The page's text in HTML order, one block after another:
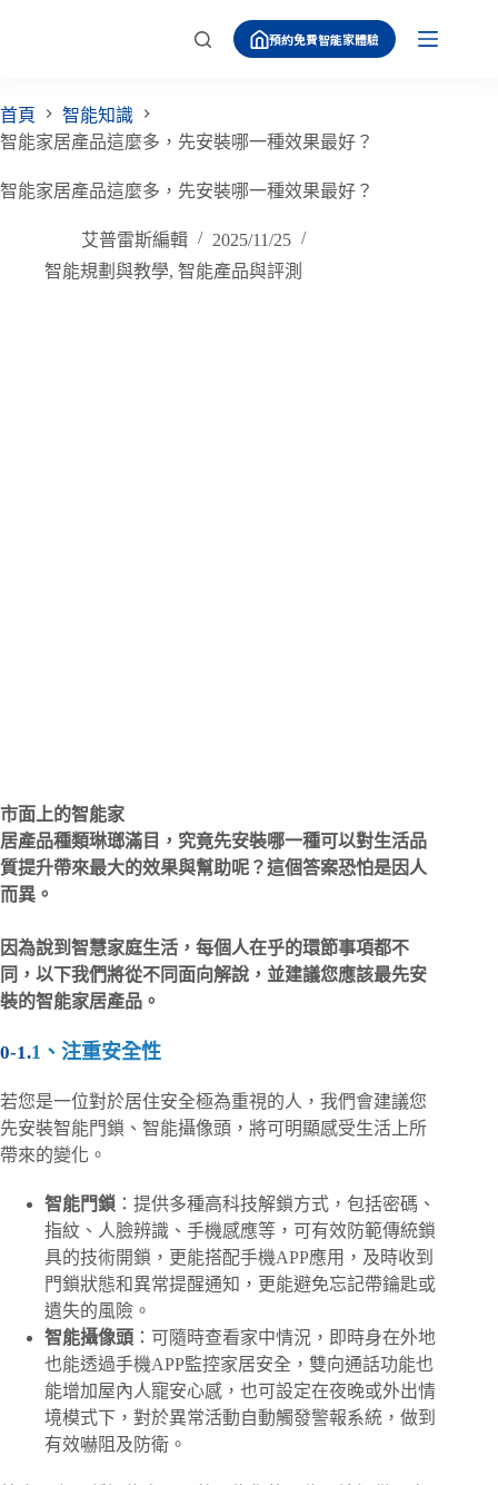
內
容
預約免費智能家體驗
首頁
智能知識
智能家居產品這麼多，先安裝哪一種效果最好？
智能家居產品這麼多，先安裝哪一種效果最好？
艾普雷斯編輯
2025/11/25
智能規劃與教學, 智能產品與評測
市面上的智能家
居產品種類琳瑯滿目，究竟先安裝哪一種可以對生活品
質提升帶來最大的效果與幫助呢？這個答案恐怕是因人
而異。
因為說到智慧家庭生活，每個人在乎的環節事項都不
同，以下我們將從不同面向解說，並建議您應該最先安
裝的智能家居產品。
1、注重安全性
若您是一位對於居住安全極為重視的人，我們會建議您
先安裝智能門鎖、智能攝像頭，將可明顯感受生活上所
帶來的變化。
智能門鎖 ： 提供多種高科技解鎖方式，包括密碼、
指紋、人臉辨識、手機感應等，可有效防範傳統鎖
具的技術開鎖，更能搭配手機APP應用，及時收到
門鎖狀態和異常提醒通知，更能避免忘記帶鑰匙或
遺失的風險。
智能攝像頭 ：可隨時查看家中情況，即時身在外地
也能透過手機APP監控家居安全，雙向通話功能也
能增加屋內人寵安心感，也可設定在夜晚或外出情
境模式下，對於異常活動自動觸發警報系統，做到
有效嚇阻及防衛。